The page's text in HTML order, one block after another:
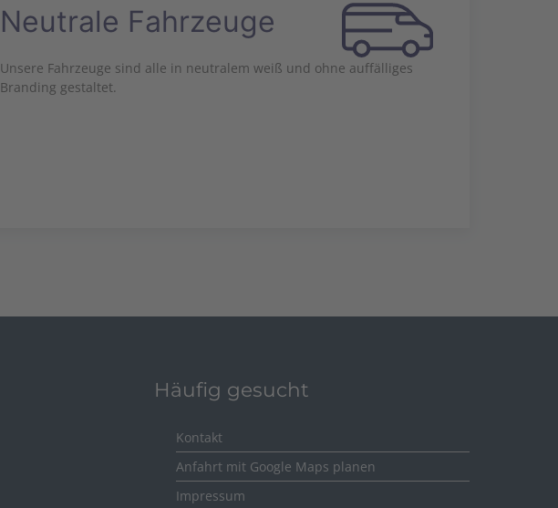
Neutrale Fahrzeuge
Unsere Fahrzeuge sind alle in neutralem weiß und ohne auffälliges
Branding gestaltet.
Häufig gesucht
Kontakt
Anfahrt mit Google Maps planen
Impressum